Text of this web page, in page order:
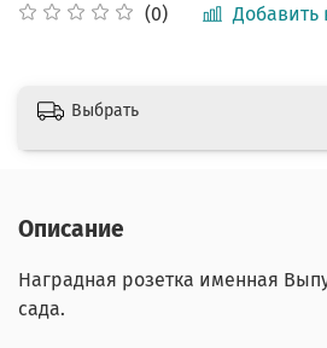
(0) Добавить
Выбрать
Описание
Наградная розетка именная
сада.